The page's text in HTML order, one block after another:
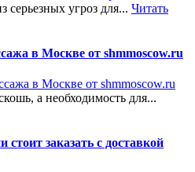
серьезных угроз для... Читать
в Москве от shmmoscow.ru
а необходимость для...
заказать с доставкой